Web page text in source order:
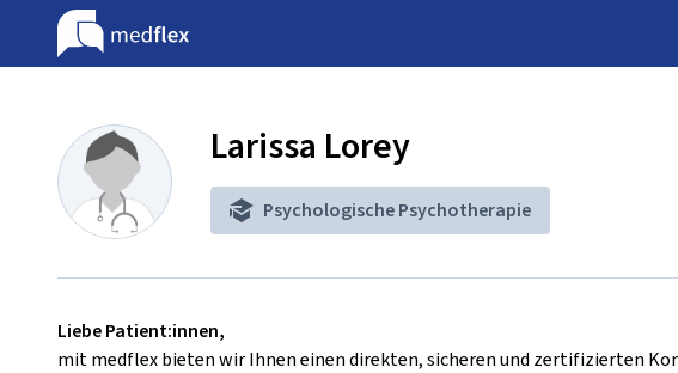
Larissa Lorey
Psychologische Psychotherapie
Liebe Patient:innen,
mit medflex bieten wir Ihnen einen direkten, sicheren und zertifizierten